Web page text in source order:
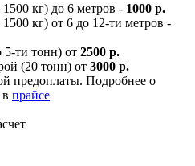
кг) до 6 метров - 1000 р.
кг) от 6 до 12-ти метров -
5-ти тонн) от 2500 р.
(20 тонн) от 3000 р.
предоплаты. Подробнее о
прайсе